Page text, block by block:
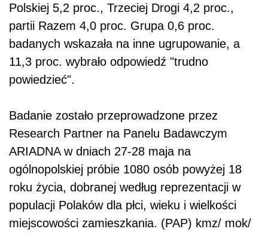
Polskiej 5,2 proc., Trzeciej Drogi 4,2 proc.,
partii Razem 4,0 proc. Grupa 0,6 proc.
badanych wskazała na inne ugrupowanie, a
11,3 proc. wybrało odpowiedź "trudno
powiedzieć".
Badanie zostało przeprowadzone przez
Research Partner na Panelu Badawczym
ARIADNA w dniach 27-28 maja na
ogólnopolskiej próbie 1080 osób powyżej 18
roku życia, dobranej według reprezentacji w
populacji Polaków dla płci, wieku i wielkości
miejscowości zamieszkania. (PAP) kmz/ mok/